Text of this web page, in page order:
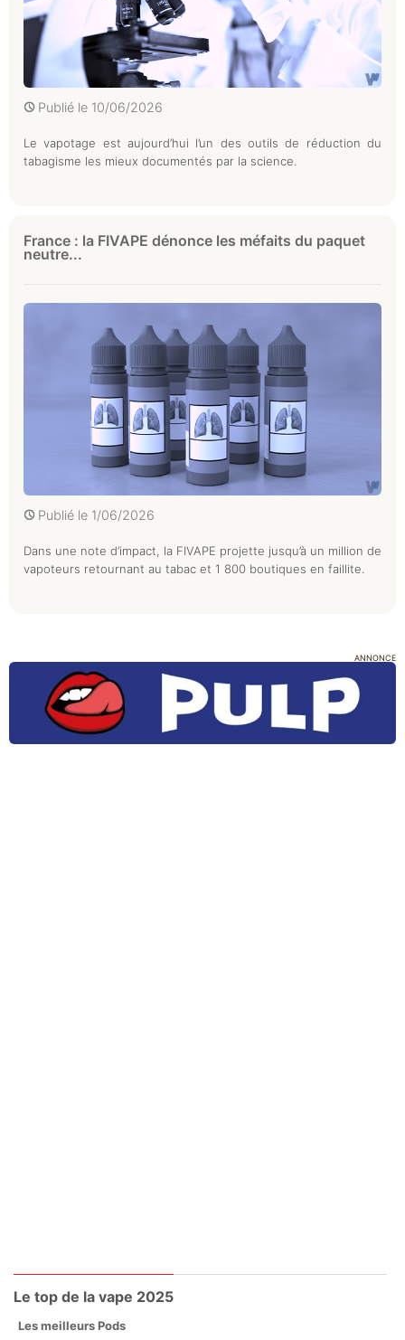
Publié le 10/06/2026
Le vapotage est aujourd’hui l’un des outils de réduction du
tabagisme les mieux documentés par la science.
France : la FIVAPE dénonce les méfaits du paquet
neutre...
Publié le 1/06/2026
Dans une note d’impact, la FIVAPE projette jusqu’à un million de
vapoteurs retournant au tabac et 1 800 boutiques en faillite.
ANNONCE
Le top de la vape 2025
Les meilleurs Pods